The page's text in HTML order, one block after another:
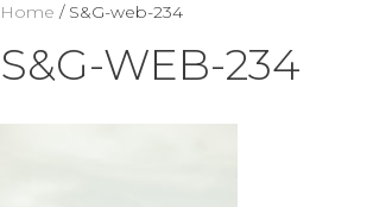
Home / S&G-web-234
S&G-WEB-234